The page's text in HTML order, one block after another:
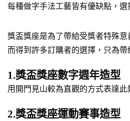
每種做字手法工藝皆有優缺點，
獎盃獎座是為了帶給受獎者特殊
而得到許多訂購者的選擇，只為
1.獎盃獎座數字週年造型
用開門見山較為直觀的方式表達
2.獎盃獎座運動賽事造型